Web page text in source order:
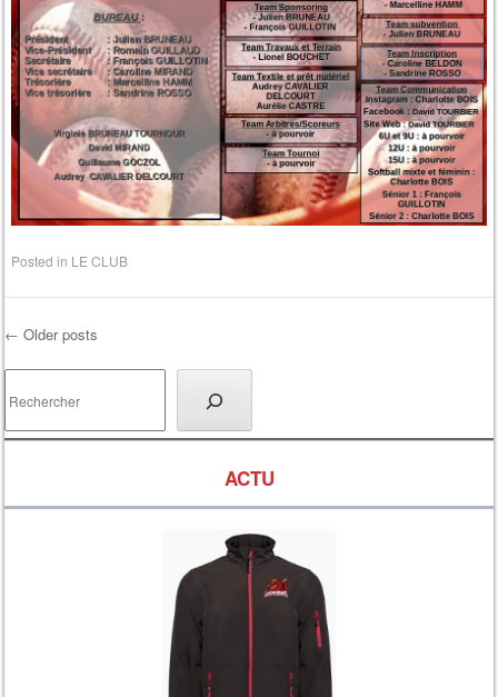
Posted in LE CLUB
Post navigation
← Older posts
ACTU